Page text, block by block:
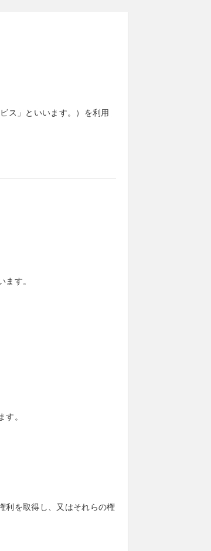
ス」といいます。）を利用
す。
。
利を取得し、又はそれらの権